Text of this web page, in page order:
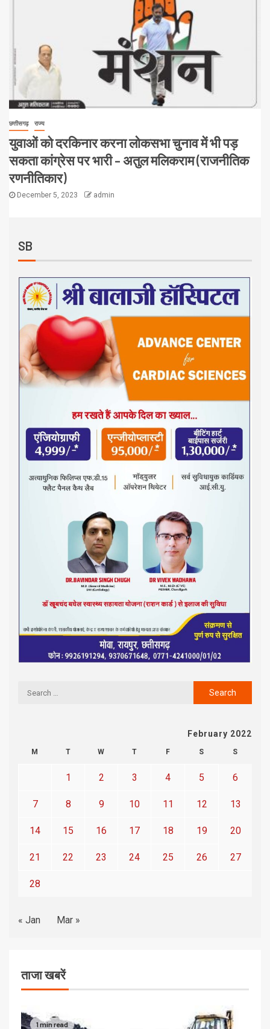
छत्तीसगढ़ राज्य
युवाओं को दरकिनार करना लोकसभा चुनाव में भी पड़
सकता कांग्रेस पर भारी – अतुल मलिकराम (राजनीतिक
रणनीतिकार)
December 5, 2023 admin
SB
February 2022
M T W T F S S
1 2 3 4 5 6
7 8 9 10 11 12 13
14 15 16 17 18 19 20
21 22 23 24 25 26 27
28
« Jan Mar »
ताजा खबरें
1 min read